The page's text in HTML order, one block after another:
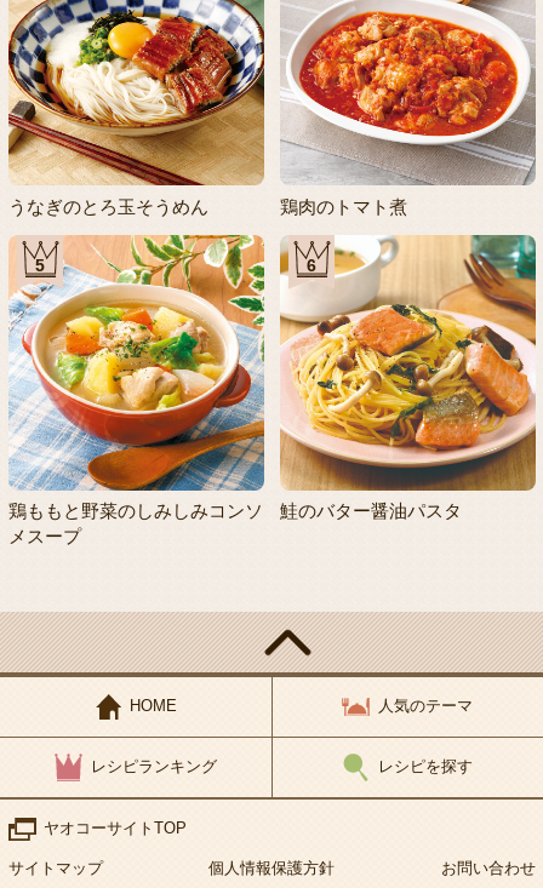
うなぎのとろ玉そうめん 鶏肉のトマト煮
5
鶏ももと野菜のしみしみコンソ
メスープ
6
鮭のバター醤油パスタ
HOME 人気のテーマ
レシピランキング レシピを探す
ヤオコーサイトTOP
サイトマップ 個人情報保護方針 お問い合わせ